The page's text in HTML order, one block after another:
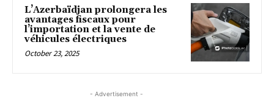
L’Azerbaïdjan prolongera les
avantages fiscaux pour
l’importation et la vente de
véhicules électriques
October 23, 2025
- Advertisement -